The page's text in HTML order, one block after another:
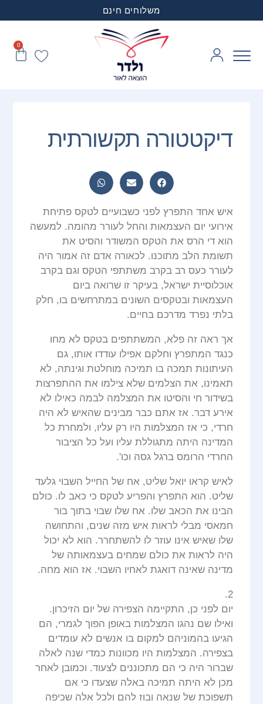
משלוחים חינם
0
דיקטטורה תקשורתית
איש אחד התפרץ לפני כשבועיים לטקס פתיחת
אירועי יום העצמאות והחל לעורר מהומה. למעשה
הוא די הרס את הטקס המשודר והסיט את
תשומת הלב מתוכנו. לכאורה אדם זה אמור היה
לעורר כעס רב בקרב משתתפי הטקס וגם בקרב
אוכלוסיית ישראל, בעיקר זו שרואה ביום
העצמאות ובטקסים השונים במתרחשים בו, חלק
בלתי נפרד מדרכם בחיים.
אך ראה זה פלא, המשתתפים בטקס לא מחו
כנגד המתפרץ וחלקם אפילו עודדו אותו, גם
העיתונות תמכה בו תמיכה מוחלטת וגינתה, לא
תאמינו, את הצלמים שלא צילמו את ההתפרצות
בשידור חי והסיטו את המצלמה לבמה כאילו לא
אירע דבר. אז אתם כבר מבינים שהאיש לא היה
חרדי, כי אז המצלמות היו רק עליו, ולמחרת כל
המדינה היתה מתגוללת עליו ועל כל הציבור
החרדי הרומס ברגל גסה וכו'.
לאיש קראו יואל שליט, אח של החייל השבוי גלעד
שליט. הוא התפרץ והפריע לטקס כי כאב לו. כולם
הבינו את הכאב שלו. אח שלו שבוי בתוך בור
חמאסי מבלי לראות איש מזה שנים, והתחושה
שלו שאיש אינו עוזר לו להשתחרר. הוא לא יכול
היה לראות את כולם שמחים בעצמאותה של
מדינה שאינה דואגת לאחיו השבוי. אז הוא מחה.
2.
יום לפני כן, התקיימה הצפירה של יום הזיכרון.
ואילו שם נהגו המצלמות באופן הפוך לגמרי, הם
הגיעו בהמוניהם למקום בו אנשים לא עומדים
בצפירה. המצלמות היו מכוונות כמדי שנה לאלה
שברור היה כי הם מתכוננים לצעוד. וכמובן לאחר
מכן לא היתה תמיכה באלה שצעדו כי אם
תשפוכת של שנאה ובוז להם ולכל אלה שכיפה